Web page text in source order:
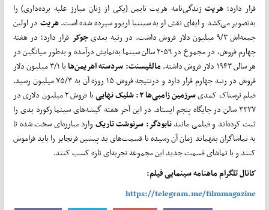
قرار دارد؛ هریت زندگی‌نامه هریت تابمن (یکی از زنان مبارز علیه برده‌داری) را
به‌تصویر می‌کشد و ایفای نقش او به سینتیا اریوو سپرده شده است.هریتدر اولین
جمعه‌اش ۹/۳ میلیون دلار فروش داشت. در رتبه بعدی
جوکرقرار دارد؛ در هفته
چهارم فروش، در مجموع در ۲۰۵۹ سالن سینما به‌نمایش درآمده و به‌طور میانگین در
هر سالن ۱۹۴۳ دلار فروش داشته.
مالفیسنت: سردسته اهریمن‌ها
با ۳/۱ میلیون دلار
فروش در رتبه چهارم قرار دارد و درنتیجه فروش ۱۵ روزه آن به ۷۵/۳ میلیون رسید.
فیلم ترسناک کمدیسرزمین زامبی‌ها ۲: شلیک نهایی
با فروش ۲ میلیون دلاری در
۳۳۳۷ سالن در جایگاه پنجم ایستاد. در این آخر هفته گیشه‌های سینما رکورد بدی را
ثبت کرده‌اند و فیلمی مانندنابودگر: سرنوشت تاریکوارد مبارزه‌ای سخت شده تا
به تماشاگران بفهماند زمان آن رسیده تا قسمت‌های بد پیشین فرنچایز را باید فراموش
کنند و با تماشای قسمت جدید این مجموعه تجربه‌ای تازه کسب کنند.
کانال تلگرام ماهنامه سینمایی فیلم:
https://telegram.me/filmmagazine